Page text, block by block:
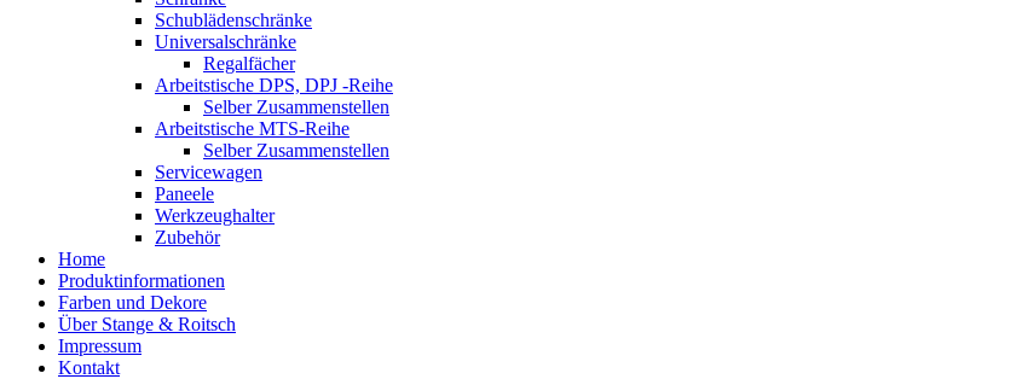
Schublädenschränke
Universalschränke
Regalfächer
Arbeitstische DPS, DPJ -Reihe
Selber Zusammenstellen
Arbeitstische MTS-Reihe
Selber Zusammenstellen
Servicewagen
Paneele
Werkzeughalter
Zubehör
Home
Produktinformationen
Farben und Dekore
Über Stange & Roitsch
Impressum
Kontakt